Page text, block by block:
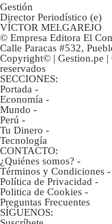
Gestión
Director Periodístico (e)
VÍCTOR MELGAREJO
© Empresa Editora El
Calle Paracas #532,
Copyright© | Gestion.pe |
reservados
SECCIONES:
Portada -
Economía -
Mundo -
Perú -
Tu Dinero -
Tecnología
CONTACTO:
¿Quiénes somos? -
Términos y Condiciones -
Política de Privacidad -
Politica de Cookies -
Preguntas Frecuentes
SÍGUENOS: